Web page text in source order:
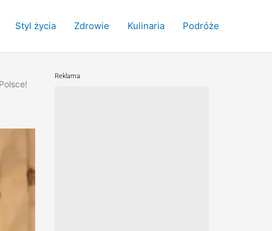
Styl życia Zdrowie Kulinaria Podróże
Reklama